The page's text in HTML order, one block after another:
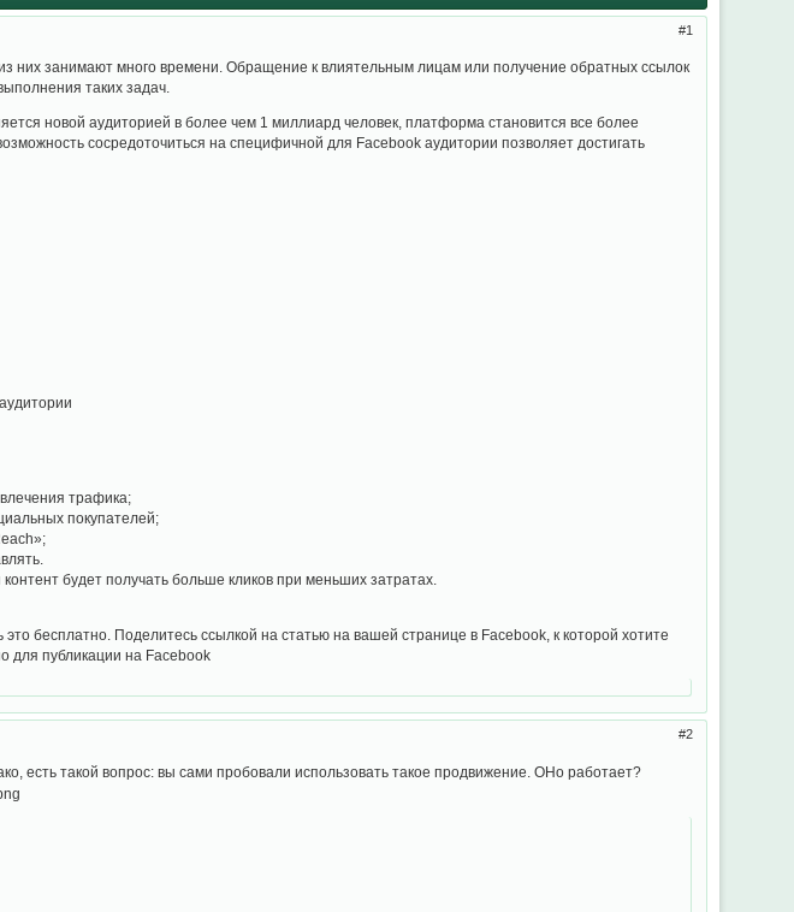
1
них занимают много времени. Обращение к влиятельным лицам или получение обратных ссылок
таких задач.
новой аудиторией в более чем 1 миллиард человек, платформа становится все более
сосредоточиться на специфичной для Facebook аудитории позволяет достигать
трафика;
покупателей;
будет получать больше кликов при меньших затратах.
бесплатно. Поделитесь ссылкой на статью на вашей странице в Facebook, к которой хотите
для публикации на Facebook
2
есть такой вопрос: вы сами пробовали использовать такое продвижение. ОНо работает?